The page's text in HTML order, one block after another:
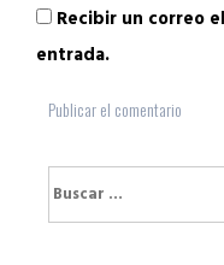
Recibir un correo
entrada.
Buscar: